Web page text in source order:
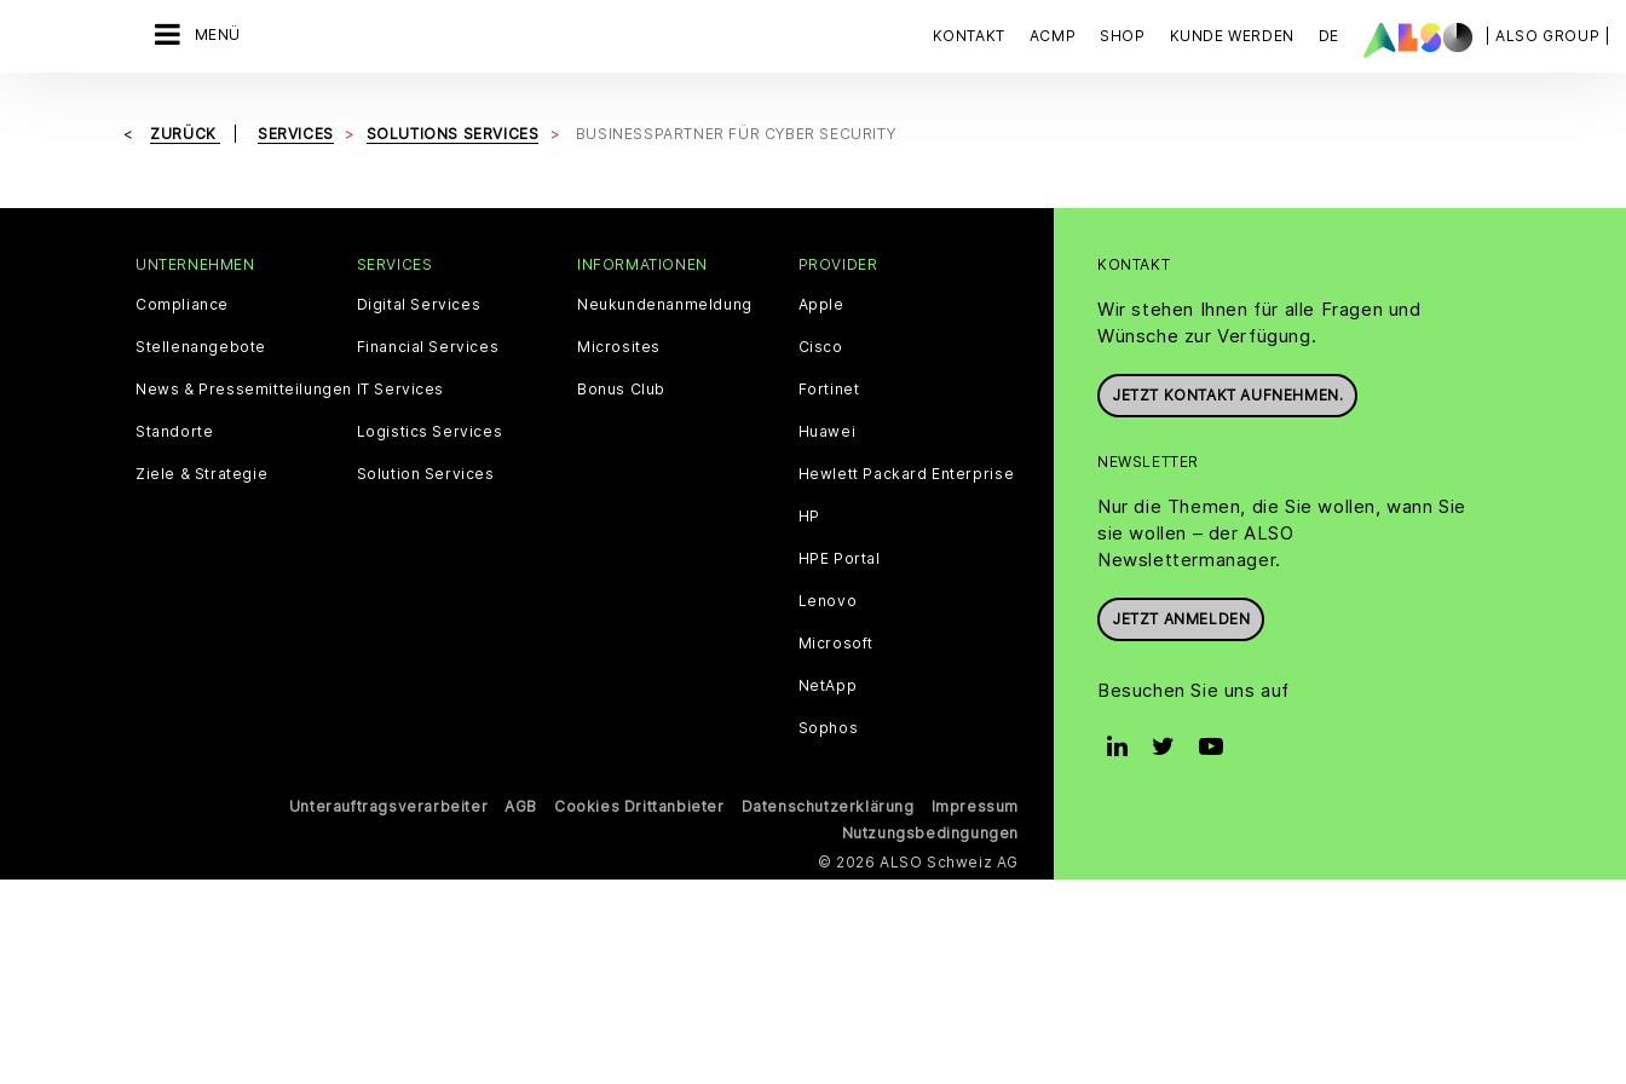
MENÜ | ALSO GROUP |
KONTAKT ACMP SHOP KUNDE WERDEN DE
ZURÜCK SERVICES SOLUTIONS SERVICES BUSINESSPARTNER FÜR CYBER SECURITY
KONTAKT
Wir stehen Ihnen für alle Fragen und
Wünsche zur Verfügung.
JETZT KONTAKT AUFNEHMEN.
NEWSLETTER
Nur die Themen, die Sie wollen, wann Sie
sie wollen – der ALSO
Newslettermanager.
JETZT ANMELDEN
Besuchen Sie uns auf
UNTERNEHMEN
Compliance
Stellenangebote
News & Pressemitteilungen
Standorte
Ziele & Strategie
SERVICES
Digital Services
Financial Services
IT Services
Logistics Services
Solution Services
INFORMATIONEN
Neukundenanmeldung
Microsites
Bonus Club
PROVIDER
Apple
Cisco
Fortinet
Huawei
Hewlett Packard Enterprise
HP
HPE Portal
Lenovo
Microsoft
NetApp
Sophos
Unterauftragsverarbeiter AGB Cookies Drittanbieter Datenschutzerklärung
Impressum
Nutzungsbedingungen
© 2026 ALSO Schweiz AG